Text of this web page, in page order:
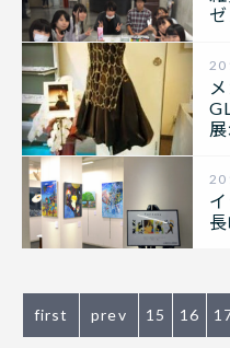
first prev 15 16